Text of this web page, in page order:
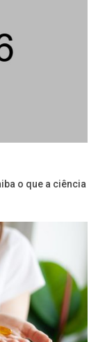
o que a ciência